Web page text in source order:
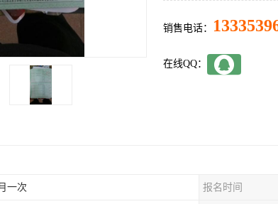
销售电话：
在线QQ：
一次 报名时间